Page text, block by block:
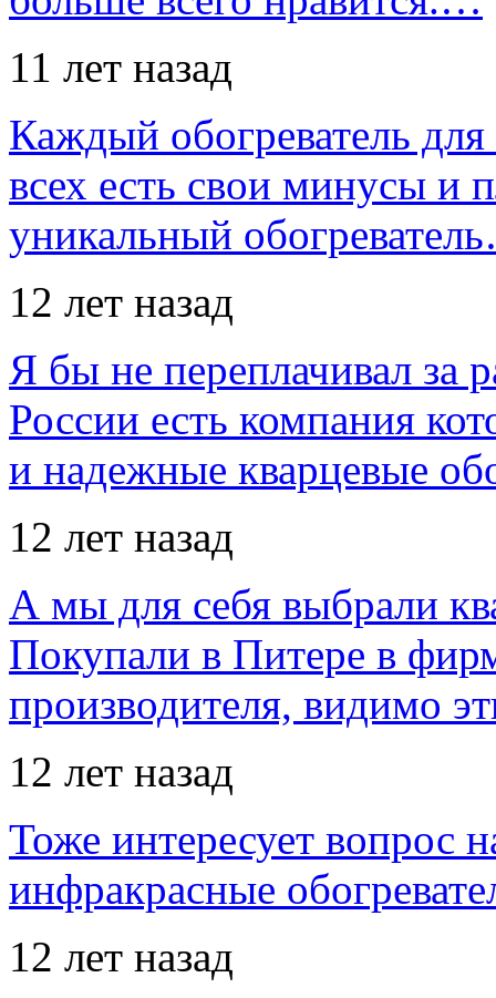
11 лет назад
Каждый обогреватель
всех есть свои минусы и
уникальный
12 лет назад
Я бы не переплачивал за
России есть компания
и надежные кварцевые
12 лет назад
А мы для себя выбрали
Покупали в Питере в
производителя, видимо
12 лет назад
Тоже интересует вопрос
инфракрасные
12 лет назад